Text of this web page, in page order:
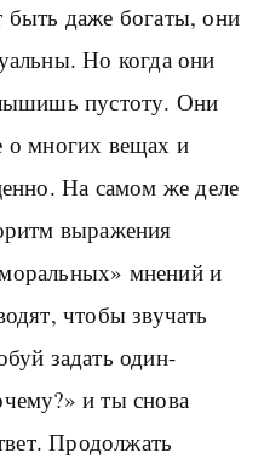
даже богаты, они
Но когда они
пустоту. Они
о многих вещах и
На самом же деле
выражения
мнений и
чтобы звучать
задать один-
и ты снова
Продолжать